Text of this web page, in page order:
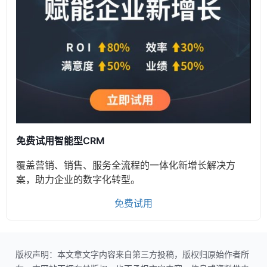
免费试用智能型CRM
覆盖营销、销售、服务全流程的一体化新增长解决方
案，助力企业的数字化转型。
免费试用
版权声明：本文章文字内容来自第三方投稿，版权归原始作者所